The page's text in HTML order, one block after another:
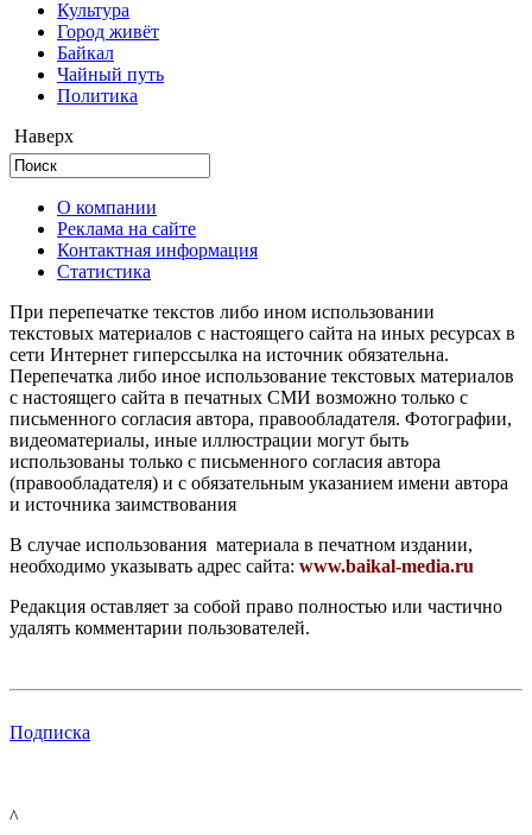
Культура
Город живёт
Байкал
Чайный путь
Политика
Наверх
О компании
Реклама на сайте
Контактная информация
Статистика
При перепечатке текстов либо ином использовании
текстовых материалов с настоящего сайта на иных ресурсах в
сети Интернет гиперссылка на источник обязательна.
Перепечатка либо иное использование текстовых материалов
с настоящего сайта в печатных СМИ возможно только с
письменного согласия автора, правообладателя. Фотографии,
видеоматериалы, иные иллюстрации могут быть
использованы только с письменного согласия автора
(правообладателя) и с обязательным указанием имени автора
и источника заимствования
В случае использования материала в печатном издании,
необходимо указывать адрес сайта: www.baikal-media.ru
Редакция оставляет за собой право полностью или частично
удалять комментарии пользователей.
Подписка
^